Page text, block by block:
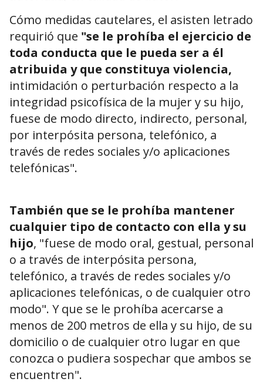
Cómo medidas cautelares, el asisten letrado
requirió que "se le prohíba el ejercicio de
toda conducta que le pueda ser a él
atribuida y que constituya violencia,
intimidación o perturbación respecto a la
integridad psicofísica de la mujer y su hijo,
fuese de modo directo, indirecto, personal,
por interpósita persona, telefónico, a
través de redes sociales y/o aplicaciones
telefónicas".
También que se le prohíba mantener
cualquier tipo de contacto con ella y su
hijo, "fuese de modo oral, gestual, personal
o a través de interpósita persona,
telefónico, a través de redes sociales y/o
aplicaciones telefónicas, o de cualquier otro
modo". Y que se le prohíba acercarse a
menos de 200 metros de ella y su hijo, de su
domicilio o de cualquier otro lugar en que
conozca o pudiera sospechar que ambos se
encuentren".